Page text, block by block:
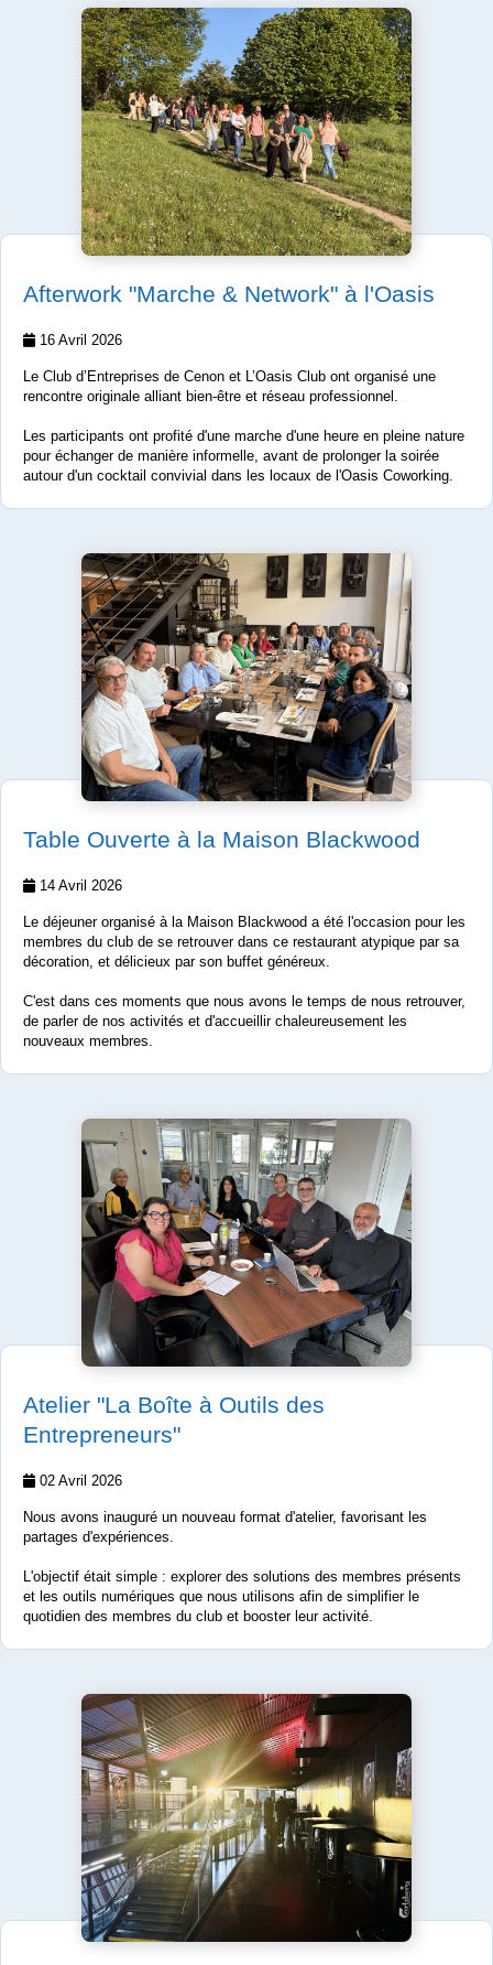
Afterwork "Marche & Network" à l'Oasis
16 Avril 2026
Le Club d’Entreprises de Cenon et L’Oasis Club ont organisé une
rencontre originale alliant bien-être et réseau professionnel.
Les participants ont profité d'une marche d'une heure en pleine nature
pour échanger de manière informelle, avant de prolonger la soirée
autour d'un cocktail convivial dans les locaux de l'Oasis Coworking.
Table Ouverte à la Maison Blackwood
14 Avril 2026
Le déjeuner organisé à la Maison Blackwood a été l'occasion pour les
membres du club de se retrouver dans ce restaurant atypique par sa
décoration, et délicieux par son buffet généreux.
C'est dans ces moments que nous avons le temps de nous retrouver,
de parler de nos activités et d'accueillir chaleureusement les
nouveaux membres.
Atelier "La Boîte à Outils des
Entrepreneurs"
02 Avril 2026
Nous avons inauguré un nouveau format d'atelier, favorisant les
partages d'expériences.
L'objectif était simple : explorer des solutions des membres présents
et les outils numériques que nous utilisons afin de simplifier le
quotidien des membres du club et booster leur activité.